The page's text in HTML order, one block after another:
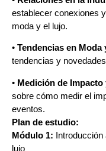
establecer conexiones
moda y el lujo.
• Tendencias en Moda
tendencias y
• Medición de Impacto
sobre cómo medir el
eventos.
Plan de estudio:
Módulo 1:
lujo